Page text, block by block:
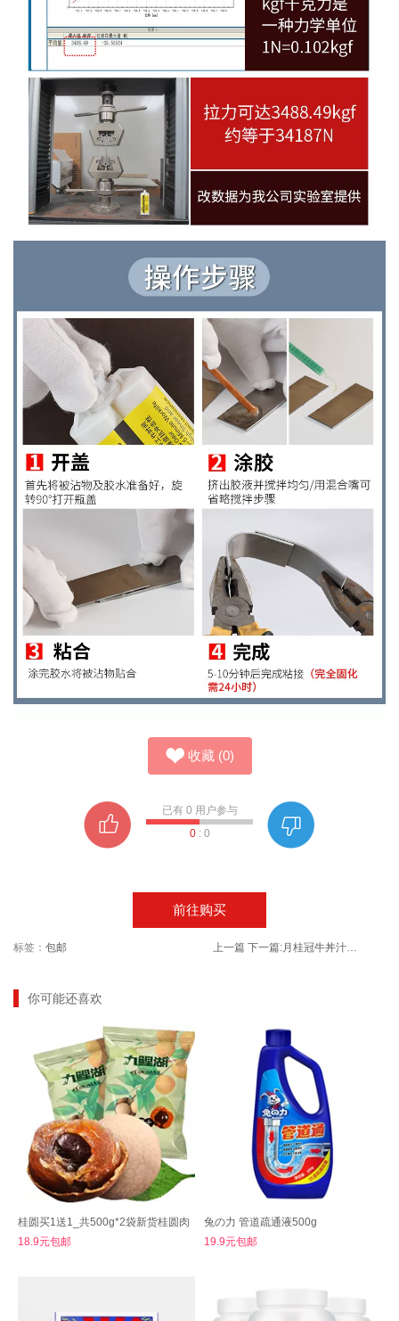
收藏 (0)
已有 0 用户参与
0: 0
前往购买
标签： 包邮 上一篇 下一篇: 月桂冠牛丼汁肥牛汁500ml盖饭汁
你可能还喜欢
桂圆买1送1_共500g*2袋新货桂圆肉
18.9元包邮
兔の力 管道疏通液500g
19.9元包邮